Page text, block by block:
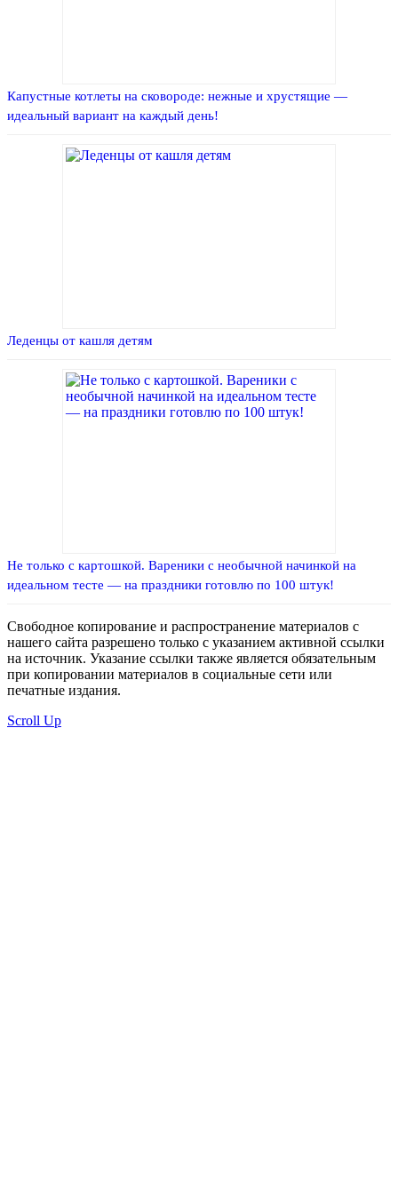
Капустные котлеты на сковороде: нежные и хрустящие —
идеальный вариант на каждый день!
Леденцы от кашля детям
Не только с картошкой. Вареники с необычной начинкой на
идеальном тесте — на праздники готовлю по 100 штук!
Свободное копирование и распространение материалов с
нашего сайта разрешено только с указанием активной ссылки
на источник. Указание ссылки также является обязательным
при копировании материалов в социальные сети или
печатные издания.
Scroll Up